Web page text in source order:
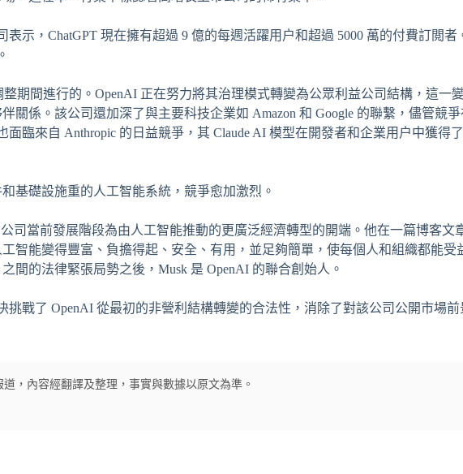
示，ChatGPT 現在擁有超過 9 億的每週活躍用户和超過 5000 萬的付費訂閲者
期間進行的。OpenAI 正在努力將其治理模式轉變為公眾利益公司結構，這一
關係。該公司還加深了與主要科技企業如 Amazon 和 Google 的聯繫，儘管競
臨來自 Anthropic 的日益競爭，其 Claude AI 模型在開發者和企業用户中獲得了
基礎設施重的人工智能系統，競爭愈加激烈。
司當前發展階段為由人工智能推動的更廣泛經濟轉型的開端。他在一篇博客文
智能變得豐富、負擔得起、安全、有用，並足夠簡單，使每個人和組織都能受
間的法律緊張局勢之後，Musk 是 OpenAI 的聯合創始人。
挑戰了 OpenAI 從最初的非營利結構轉變的合法性，消除了對該公司公開市場
，內容經翻譯及整理，事實與數據以原文為準。